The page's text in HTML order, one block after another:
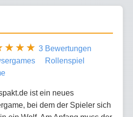
3 Bewertungen
Rollenspiel
ist ein neues
bei dem der Spieler sich